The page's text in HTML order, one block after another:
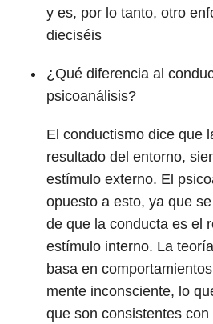
y es, por lo tanto, otro
dieciséis
¿Qué diferencia al
psicoanálisis?
El conductismo dice que
resultado del entorno,
estímulo externo. El
opuesto a esto, ya que
de que la conducta es el
estímulo interno. La
basa en
mente inconsciente, lo
que son consistentes